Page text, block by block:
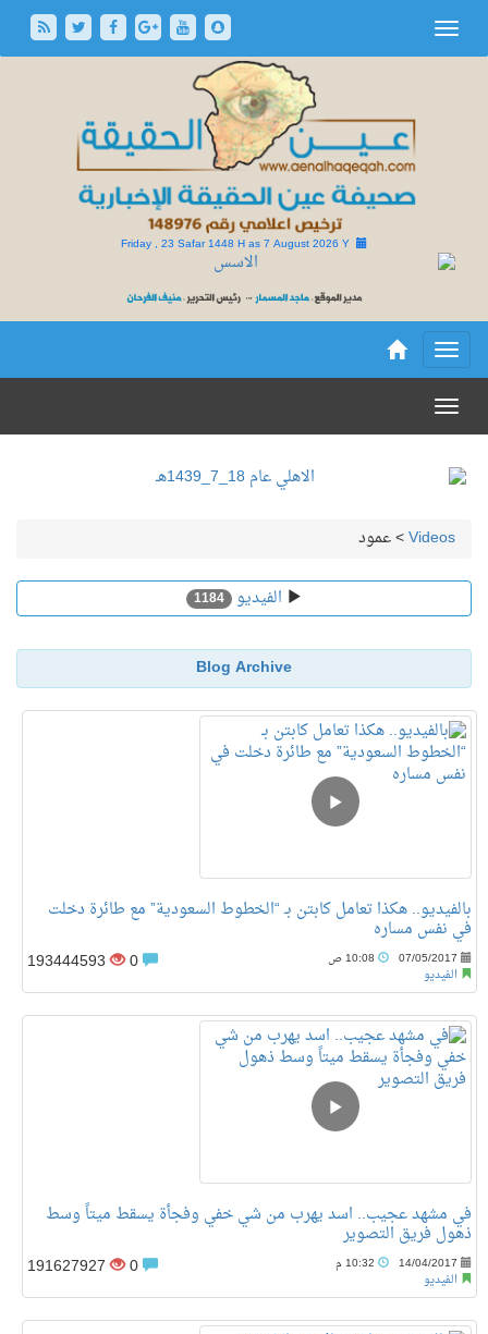
Friday , 23 Safar 1448 H as7 August 2026 Y
Videos
>عمود
الفيديو 1184
Blog Archive
بالفيديو.. هكذا تعامل كابتن بـ “الخطوط السعودية” مع طائرة دخلت
في نفس مساره
07/05/2017
الفيديو 193444593
في مشهد عجيب.. اسد يهرب من شي خفي وفجأة يسقط ميتاً وسط
ذهول فريق التصوير
14/04/2017
الفيديو 191627927